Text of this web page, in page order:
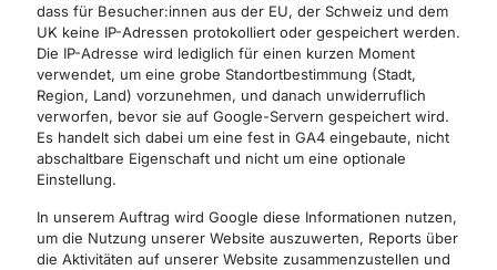
dass für Besucher:innen aus der EU, der Schweiz und dem
UK keine IP-Adressen protokolliert oder gespeichert werden.
Die IP-Adresse wird lediglich für einen kurzen Moment
verwendet, um eine grobe Standortbestimmung (Stadt,
Region, Land) vorzunehmen, und danach unwiderruflich
verworfen, bevor sie auf Google-Servern gespeichert wird.
Es handelt sich dabei um eine fest in GA4 eingebaute, nicht
abschaltbare Eigenschaft und nicht um eine optionale
Einstellung.
In unserem Auftrag wird Google diese Informationen nutzen,
um die Nutzung unserer Website auszuwerten, Reports über
die Aktivitäten auf unserer Website zusammenzustellen und